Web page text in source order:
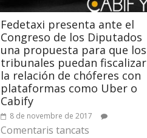
Fedetaxi presenta ante el
Congreso de los Diputados
una propuesta para que los
tribunales puedan fiscalizar
la relación de chóferes con
plataformas como Uber o
Cabify
8 de novembre de 2017
Comentaris tancats